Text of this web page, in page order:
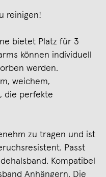
reinigen!
bietet Platz für 3
können individuell
werden.
weichem,
die perfekte
zu tragen und ist
Passt
Kompatibel
Anhängern. Die